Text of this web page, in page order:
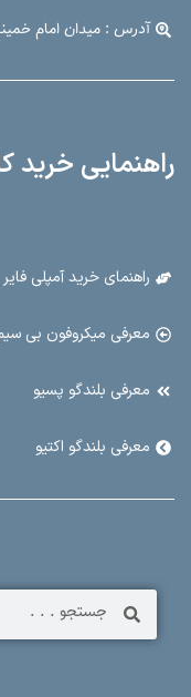
آدرس : میدان امام
راهنمایی خرید
راهنمای خرید آمپلی فایر
معرفی میکروفون بی
معرفی بلندگو پسیو
معرفی بلندگو اکتیو